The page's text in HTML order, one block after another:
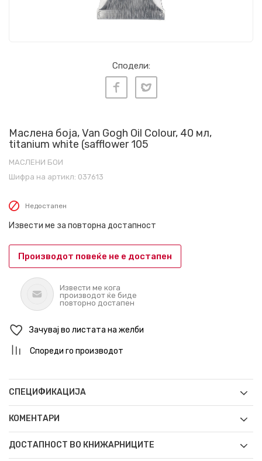
Сподели:
Маслена боја, Van Gogh Oil Colour, 40 мл,
titanium white (safflower 105
МАСЛЕНИ БОИ
Шифра на артикл: 037613
Недостапен
Извести ме за повторна достапност
Производот повеќе не е достапен
Извести ме кога
производот ќе биде
повторно достапен
Зачувај во листата на желби
Спореди го производот
СПЕЦИФИКАЦИЈА
КОМЕНТАРИ
ДОСТАПНОСТ ВО КНИЖАРНИЦИТЕ